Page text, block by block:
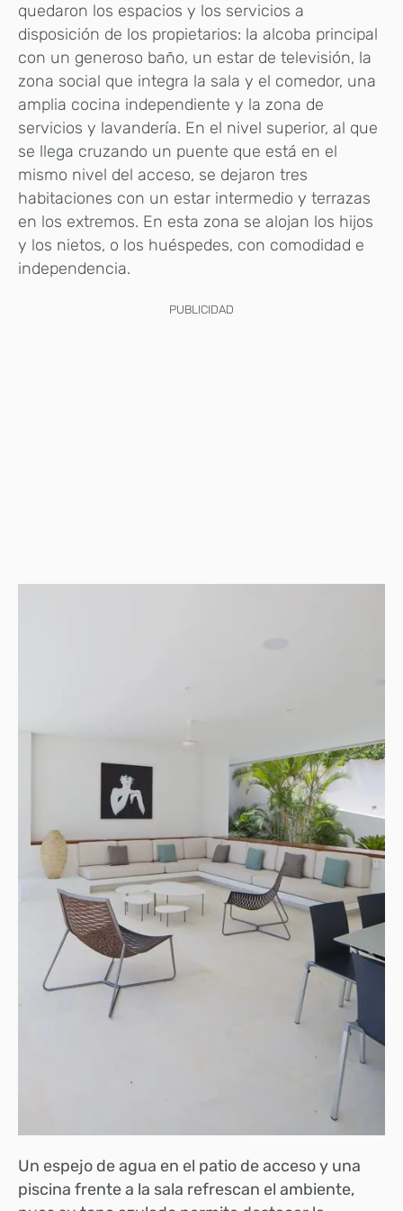
quedaron los espacios y los servicios a
disposición de los propietarios: la alcoba principal
con un generoso baño, un estar de televisión, la
zona social que integra la sala y el comedor, una
amplia cocina independiente y la zona de
servicios y lavandería. En el nivel superior, al que
se llega cruzando un puente que está en el
mismo nivel del acceso, se dejaron tres
habitaciones con un estar intermedio y terrazas
en los extremos. En esta zona se alojan los hijos
y los nietos, o los huéspedes, con comodidad e
independencia.
PUBLICIDAD
Un espejo de agua en el patio de acceso y una
piscina frente a la sala refrescan el ambiente,